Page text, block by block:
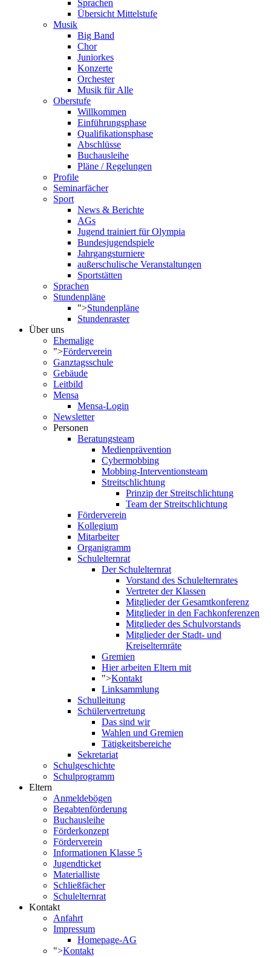
Sprachen
Übersicht Mittelstufe
Musik
Big Band
Chor
Juniorkes
Konzerte
Orchester
Musik für Alle
Oberstufe
Willkommen
Einführungsphase
Qualifikationsphase
Abschlüsse
Buchausleihe
Pläne / Regelungen
Profile
Seminarfächer
Sport
News & Berichte
AGs
Jugend trainiert für Olympia
Bundesjugendspiele
Jahrgangsturniere
außerschulische Veranstaltungen
Sportstätten
Sprachen
Stundenpläne
">Stundenpläne
Stundenraster
Über uns
Ehemalige
">Förderverein
Ganztagsschule
Gebäude
Leitbild
Mensa
Mensa-Login
Newsletter
Personen
Beratungsteam
Medienprävention
Cybermobbing
Mobbing-Interventionsteam
Streitschlichtung
Prinzip der Streitschlichtung
Team der Streitschlichtung
Förderverein
Kollegium
Mitarbeiter
Organigramm
Schulelternrat
Der Schulelternrat
Vorstand des Schulelternrates
Vertreter der Klassen
Mitglieder der Gesamtkonferenz
Mitglieder in den Fachkonferenzen
Mitglieder des Schulvorstands
Mitglieder der Stadt- und
Kreiselternräte
Gremien
Hier arbeiten Eltern mit
">Kontakt
Linksammlung
Schulleitung
Schülervertretung
Das sind wir
Wahlen und Gremien
Tätigkeitsbereiche
Sekretariat
Schulgeschichte
Schulprogramm
Eltern
Anmeldebögen
Begabtenförderung
Buchausleihe
Förderkonzept
Förderverein
Informationen Klasse 5
Jugendticket
Materialliste
Schließfächer
Schulelternrat
Kontakt
Anfahrt
Impressum
Homepage-AG
">Kontakt